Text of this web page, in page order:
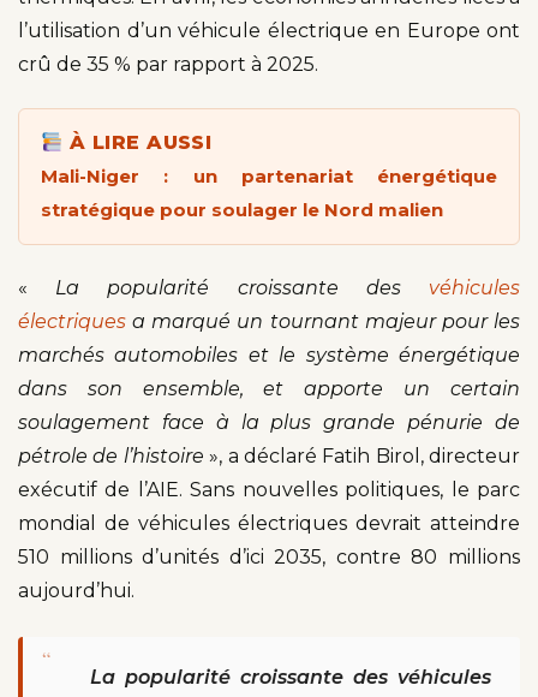
l’utilisation d’un véhicule électrique en Europe ont
crû de 35 % par rapport à 2025.
À LIRE AUSSI
Mali-Niger : un partenariat énergétique
stratégique pour soulager le Nord malien
« La popularité croissante des véhicules
électriques a marqué un tournant majeur pour les
marchés automobiles et le système énergétique
dans son ensemble, et apporte un certain
soulagement face à la plus grande pénurie de
pétrole de l’histoire », a déclaré Fatih Birol, directeur
exécutif de l’AIE. Sans nouvelles politiques, le parc
mondial de véhicules électriques devrait atteindre
510 millions d’unités d’ici 2035, contre 80 millions
aujourd’hui.
“
La popularité croissante des véhicules